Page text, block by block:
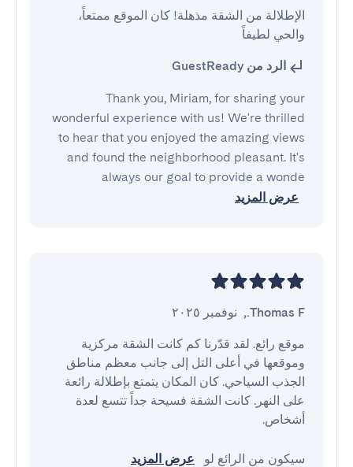
والحي لطيفاً
الرد من GuestReady
Thank you, Miriam, for sharing your
wonderful experience with us! We're thrilled
to hear that you enjoyed the amazing views
and found the neighborhood pleasant. It's
always our goal to provide a wonde
عرض المزيد
Thomas F.
, نوفمبر ٢٠٢٥
سيكون من الرائع لو عرض المزيد